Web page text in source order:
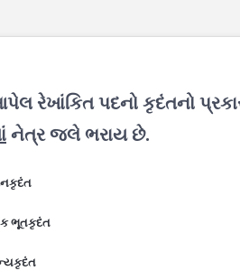
રેખાંકિત પદનો કૃદંતનો
નેત્ર જલે ભરાય છે.
ભૂતકૃદંત